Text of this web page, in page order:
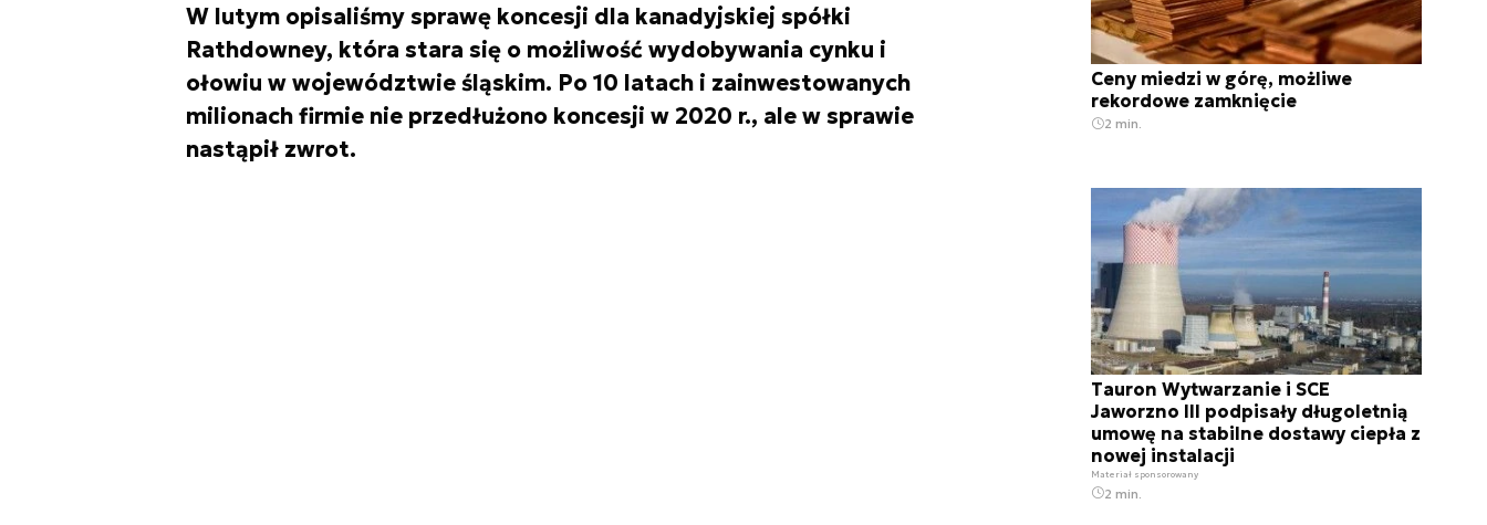
W lutym opisaliśmy sprawę koncesji dla kanadyjskiej spółki
Rathdowney, która stara się o możliwość wydobywania cynku i
ołowiu w województwie śląskim. Po 10 latach i zainwestowanych
milionach firmie nie przedłużono koncesji w 2020 r., ale w sprawie
nastąpił zwrot.
Ceny miedzi w górę, możliwe
rekordowe zamknięcie
2 min.
Tauron Wytwarzanie i SCE
Jaworzno III podpisały długoletnią
umowę na stabilne dostawy ciepła z
nowej instalacji
Materiał sponsorowany
2 min.